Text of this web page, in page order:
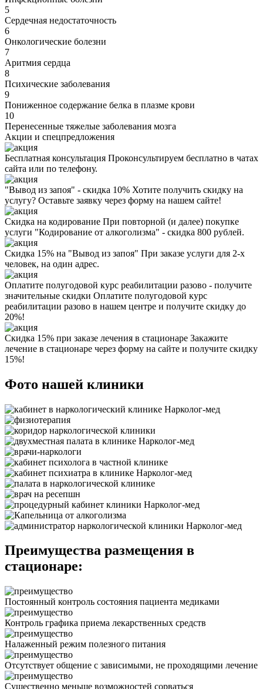
5
Сердечная недостаточность
6
Онкологические болезни
7
Аритмия сердца
8
Психические заболевания
9
Пониженное содержание белка в плазме крови
10
Перенесенные тяжелые заболевания мозга
Акции и спецпредложения
Бесплатная консультация Проконсультируем бесплатно в чатах
сайта или по телефону.
"Вывод из запоя" - скидка 10% Хотите получить скидку на
услугу? Оставьте заявку через форму на нашем сайте!
Скидка на кодирование При повторной (и далее) покупке
услуги "Кодирование от алкоголизма" - скидка 800 рублей.
Скидка 15% на "Вывод из запоя" При заказе услуги для 2-х
человек, на один адрес.
Оплатите полугодовой курс реабилитации разово - получите
значительные скидки Оплатите полугодовой курс
реабилитации разово в нашем центре и получите скидку до
20%!
Скидка 15% при заказе лечения в стационаре Закажите
лечение в стационаре через форму на сайте и получите скидку
15%!
Фото нашей клиники
Преимущества размещения в
стационаре:
Постоянный контроль состояния пациента медиками
Контроль графика приема лекарственных средств
Налаженный режим полезного питания
Отсутствует общение с зависимыми, не проходящими лечение
Существенно меньше возможностей сорваться